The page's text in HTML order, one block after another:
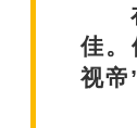
在
佳
视帝